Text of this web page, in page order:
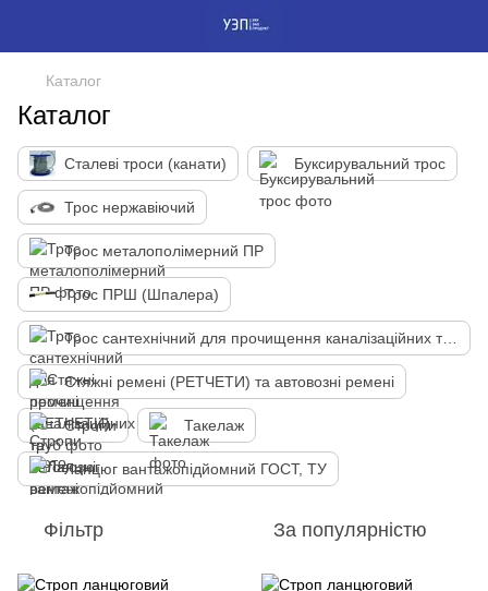
Каталог
Каталог
Сталеві троси (канати) Буксирувальний трос
Трос нержавіючий
Трос металополімерний ПР
Трос ПРШ (Шпалера)
Трос сантехнічний для прочищення каналізаційних труб
Стяжні ремені (РЕТЧЕТИ) та автовозні ремені
Стропи Такелаж
Ланцюг вантажопідйомний ГОСТ, ТУ
Фільтр За популярністю